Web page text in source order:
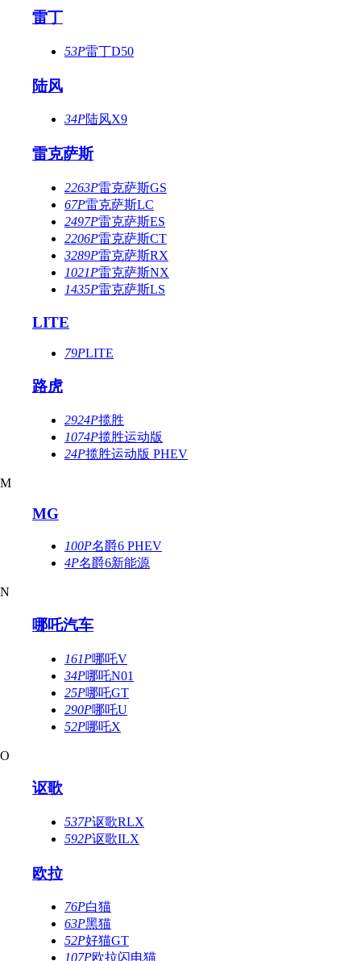
雷丁
53P雷丁D50
陆风
34P陆风X9
雷克萨斯
2263P雷克萨斯GS
67P雷克萨斯LC
2497P雷克萨斯ES
2206P雷克萨斯CT
3289P雷克萨斯RX
1021P雷克萨斯NX
1435P雷克萨斯LS
LITE
79PLITE
路虎
2924P揽胜
1074P揽胜运动版
24P揽胜运动版 PHEV
M
MG
100P名爵6 PHEV
4P名爵6新能源
N
哪吒汽车
161P哪吒V
34P哪吒N01
25P哪吒GT
290P哪吒U
52P哪吒X
O
讴歌
537P讴歌RLX
592P讴歌ILX
欧拉
76P白猫
63P黑猫
52P好猫GT
107P欧拉闪电猫